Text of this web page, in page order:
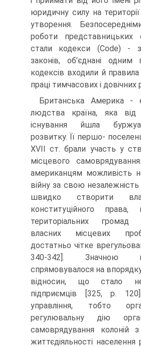
юридичну силу на
утворення.
роботи представницьких
стали кодекси (Code) -
законів, об’єднані
кодексів входили й правила
праці тимчасових і довічних
Британська Америка -
людства країна, яка від
існування йшла
розвитку. Її першо-
XVII ст. брали участь у
місцевого
американцям можливість
війну за свою незалежність
швидко створити
конституційного
територіальних
власних місцевих
достатньо чітке
340-342]. Значною
спрямовувалося на
відносин, що стало
підприємців [325, р.
управління, тобто
регулювальну дію
самоврядування колоній
життєдіяльності населення